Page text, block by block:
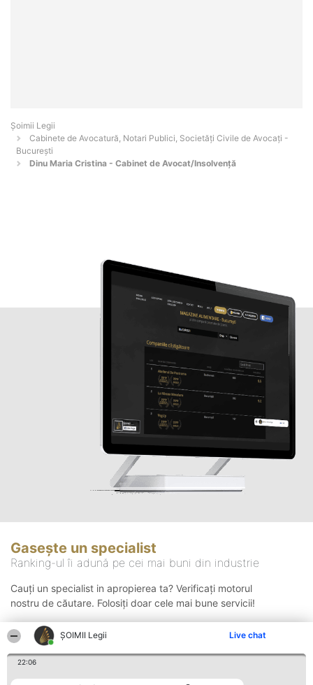
ȘOIMII Legii Live chat
22:06
Șoimii Legii
Cabinete de Avocatură, Notari Publici, Societăți Civile de Avocați -
Bucureşti
Dinu Maria Cristina - Cabinet de Avocat/Insolvență
Gasește un specialist
Ranking-ul îi adună pe cei mai buni din industrie
Cauți un specialist in apropierea ta? Verificați motorul
nostru de căutare. Folosiți doar cele mai bune servicii!